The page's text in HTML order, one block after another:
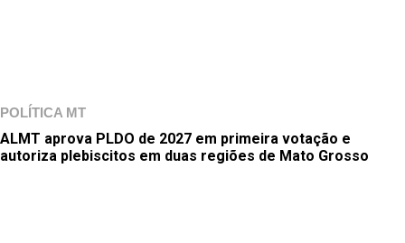
POLÍTICA MT
ALMT aprova PLDO de 2027 em primeira votação e
autoriza plebiscitos em duas regiões de Mato Grosso